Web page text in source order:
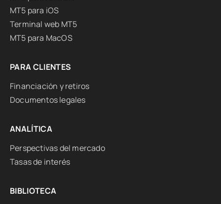
MT5 para iOS
Terminal web MT5
MT5 para MacOS
PARA CLIENTES
Financiación y retiros
Documentos legales
ANALÍTICA
Perspectivas del mercado
Tasas de interés
BIBLIOTECA